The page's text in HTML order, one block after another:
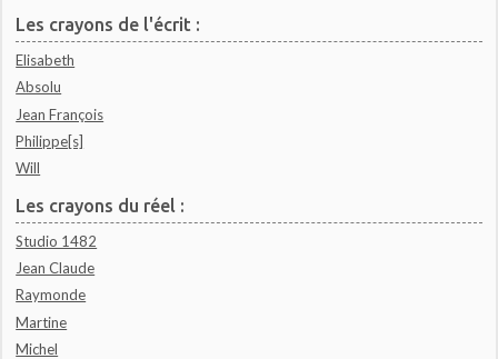
Les crayons de l'écrit :
Elisabeth
Absolu
Jean François
Philippe[s]
Will
Les crayons du réel :
Studio 1482
Jean Claude
Raymonde
Martine
Michel